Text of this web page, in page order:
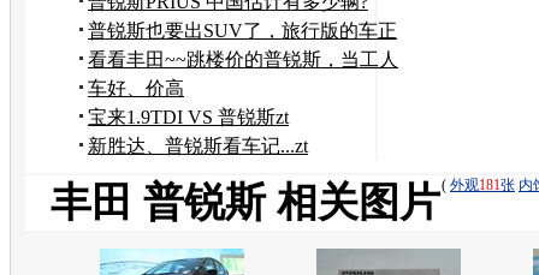
普锐斯也要出SUV了，旅行版的车正
在研发
看看丰田~~跳楼价的普锐斯，当工人
的大学生
车好、价高
宝来1.9TDI VS 普锐斯zt
新胜达、普锐斯看车记...zt
( 外观181张 内
丰田 普锐斯 相关图片